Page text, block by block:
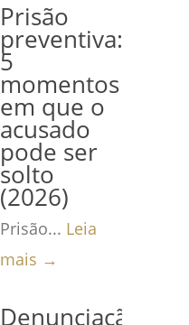
Prisão
preventiva:
5
momentos
em que o
acusado
pode ser
solto
(2026)
Prisão... Leia
mais →
Denunciação